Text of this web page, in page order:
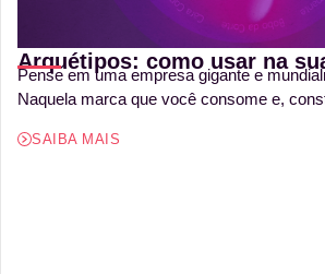
Arquétipos: como usar na
Pense em uma empresa gigante e
Naquela marca que você consome e,
SAIBA MAIS